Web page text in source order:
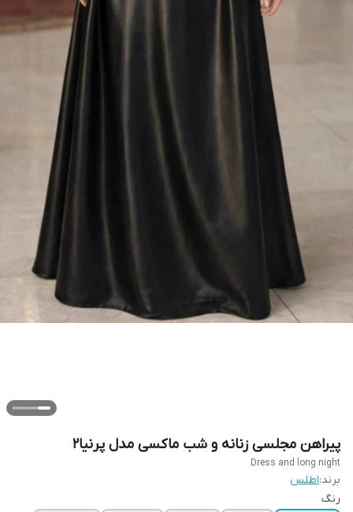
پیراهن مجلسی زنانه و شب ماکسی مدل پرنیا۲
Dress and long night
برند:اطلس
رنگ